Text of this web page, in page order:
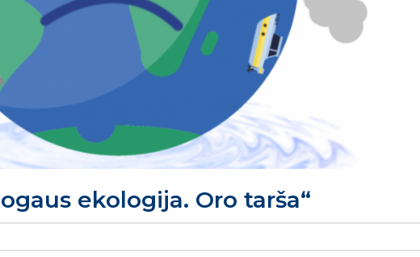
ekologija. Oro tarša“